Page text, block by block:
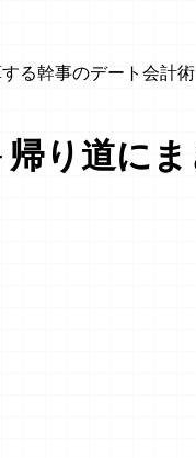
る幹事のデート会計術
り道に